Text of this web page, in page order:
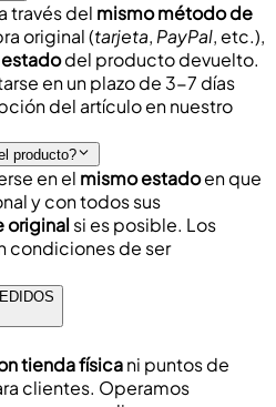
través del mismo método de
original (tarjeta,PayPal, etc.),
del producto devuelto.
en un plazo de 3-7 días
del artículo en nuestro
producto?
en el mismo estadoen que
y con todos sus
originalsi es posible. Los
condiciones de ser
tienda físicani puntos de
clientes. Operamos